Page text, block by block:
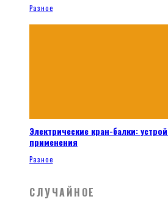
Разное
Электрические кран-балки:
применения
Разное
СЛУЧАЙНОЕ